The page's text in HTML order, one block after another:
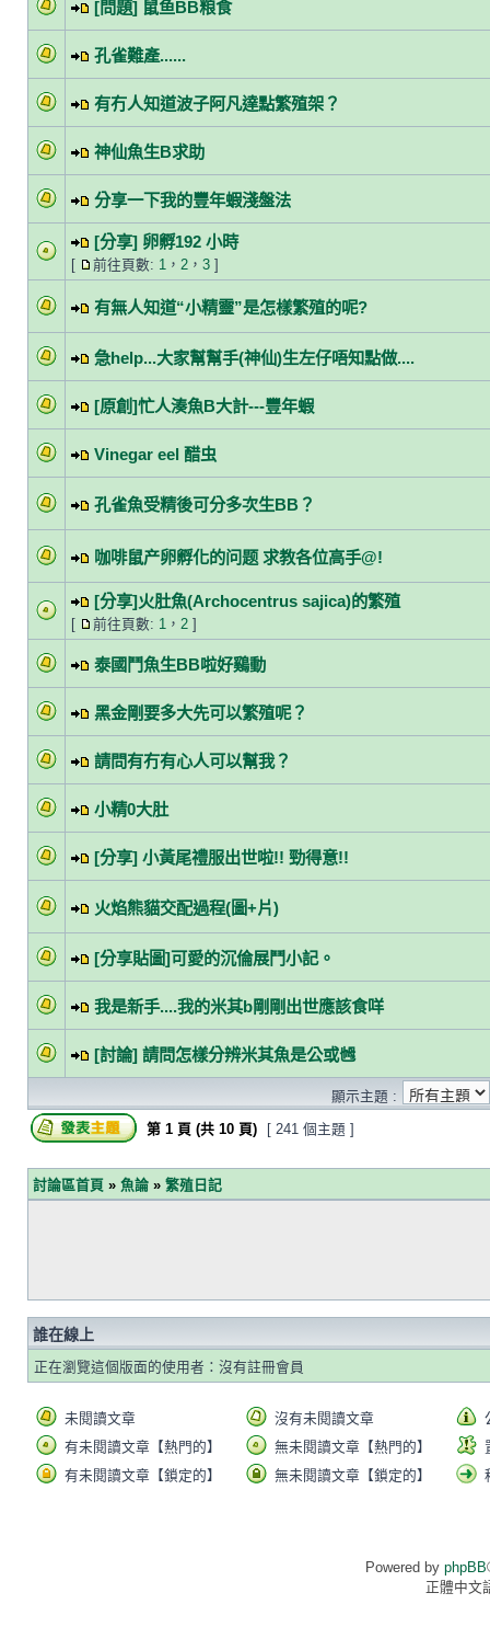
[問題] 鼠鱼BB粮食
孔雀難產......
有冇人知道波子阿凡達點繁殖架？
神仙魚生B求助
分享一下我的豐年蝦淺盤法
[分享] 卵孵192 小時
[ 前往頁數: 1 ， 2 ， 3 ]
有無人知道“小精靈”是怎樣繁殖的呢?
急help...大家幫幫手(神仙)生左仔唔知點做....
[原創]忙人湊魚B大計---豐年蝦
Vinegar eel 醋虫
孔雀魚受精後可分多次生BB？
咖啡鼠产卵孵化的问题 求教各位高手@!
[分享]火肚魚(Archocentrus sajica)的繁殖
[ 前往頁數: 1 ， 2 ]
泰國鬥魚生BB啦好鷄動
黑金剛要多大先可以繁殖呢？
請問有冇有心人可以幫我？
小精0大肚
[分享] 小黃尾禮服出世啦!! 勁得意!!
火焰熊貓交配過程(圖+片)
[分享貼圖]可愛的沉倫展鬥小記。
我是新手....我的米其b剛剛出世應該食咩
[討論] 請問怎樣分辨米其魚是公或乸
顯示主題 :
第 1 頁 (共 10 頁) [ 241 個主題 ]
討論區首頁 » 魚論 » 繁殖日記
誰在線上
正在瀏覽這個版面的使用者：沒有註冊會員
未閱讀文章 沒有未閱讀文章
有未閱讀文章【熱門的】
無未閱讀文章【熱門的】
有未閱讀文章【鎖定的】
無未閱讀文章【鎖定的】
Powered by phpBB
正體中文